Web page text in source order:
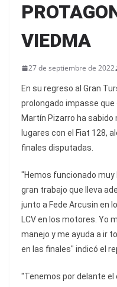
VIEDMA
27 de septiembre de 2022
En su regreso al Gran
prolongado impasse
Martín Pizarro ha
lugares con el Fiat 128,
finales disputadas.
"Hemos funcionado muy
gran trabajo que lleva
junto a Fede Arcusin en
LCV en los motores. Yo
manejo y me ayuda a ir
en las finales" indicó el
"Tenemos por delante